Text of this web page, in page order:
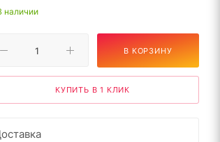
наличии
В КОРЗИНУ
КУПИТЬ В 1 КЛИК